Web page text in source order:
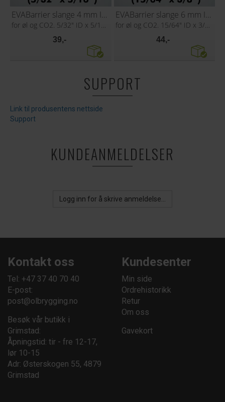
EVABarrier slange 4 mm ID x 8 mm OD
39,-
EVABarrier slange 6 mm ID x 9,5 mm OD
44,-
SUPPORT
Link til produsentens nettside
Support
KUNDEANMELDELSER
Logg inn for å skrive anmeldelse...
Kontakt oss
Tel: +47 37 40 70 40
E-post:
post@olbrygging.no
Besøk vår butikk i
Grimstad:
Åpningstid: tir - fre 12-17,
lør 10-15
Adr: Østerskogen 55, 4879
Grimstad
Kundesenter
Min side
Ordrehistorikk
Retur
Om oss
Gavekort